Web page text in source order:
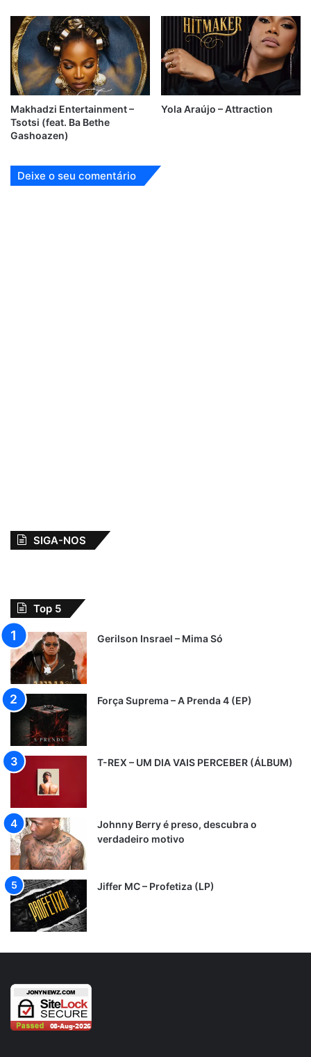
Makhadzi Entertainment –
Tsotsi (feat. Ba Bethe
Gashoazen)
Yola Araújo – Attraction
Deixe o seu comentário
SIGA-NOS
Top 5
Gerilson Insrael – Mima Só
Força Suprema – A Prenda 4 (EP)
T-REX – UM DIA VAIS PERCEBER (ÁLBUM)
Johnny Berry é preso, descubra o
verdadeiro motivo
Jiffer MC – Profetiza (LP)